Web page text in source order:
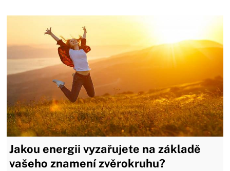
Jakou energii vyzařujete na základě
vašeho znamení zvěrokruhu?